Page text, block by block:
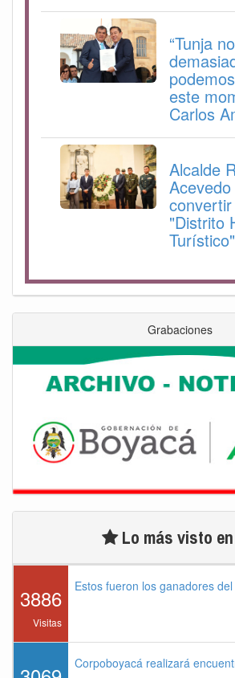
“Tunja
este
Carlos
Alcalde
"Distrito
Turístico"
Grabaciones
Lo más visto
3886
Visitas
Estos fueron los ganadores
Corpoboyacá realizará